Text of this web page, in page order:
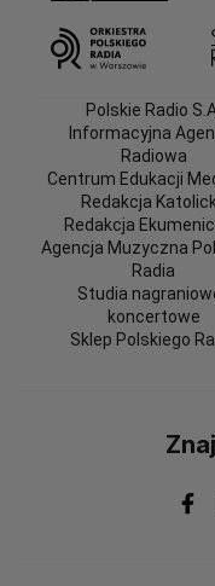
Polskie Radio
Informacyjna
Radiowa
Centrum Edukacji
Redakcja
Redakcja
Agencja Muzyczna
Radia
Studia
koncertowe
Sklep Polskiego